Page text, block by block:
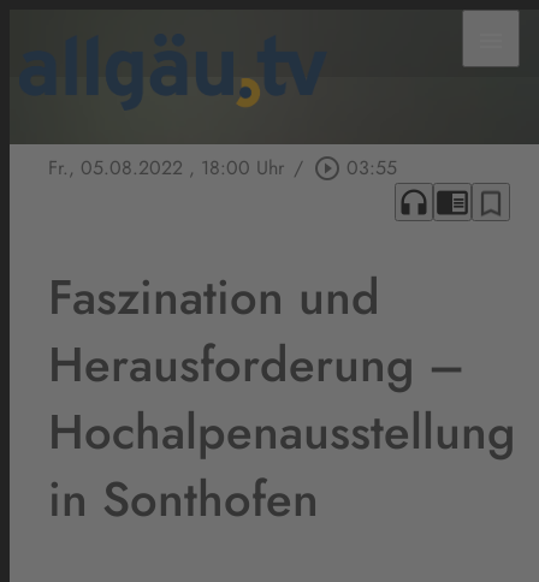
Fr., 05.08.2022 , 18:00 Uhr / play_circle_outline 03:55
headphones chrome_reader_mode bookmark_border
Faszination und
Herausforderung –
Hochalpenausstellung
in Sonthofen